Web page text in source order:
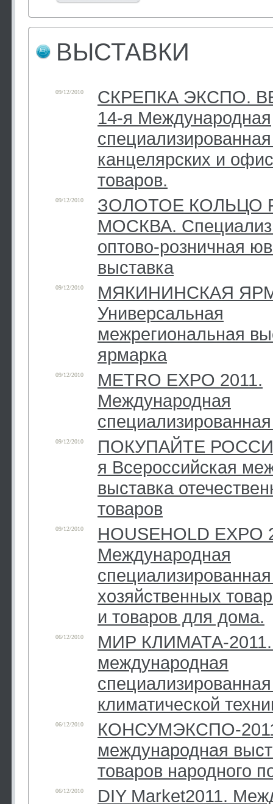
ВЫСТАВКИ
09/12/2010
СКРЕПКА ЭКСПО.
14-я Международная
канцелярских и
товаров.
09/12/2010
ЗОЛОТОЕ КОЛЬЦО
МОСКВА.
оптово-розничная
выставка
09/12/2010
МЯКИНИНСКАЯ
Универсальная
межрегиональная
ярмарка
09/12/2010
METRO EXPO 2011.
Международная
09/12/2010
ПОКУПАЙТЕ
я Всероссийская
выставка
товаров
09/12/2010
HOUSEHOLD EXPO
Международная
хозяйственных
и товаров для дома.
06/12/2010
МИР КЛИМАТА-2011.
международная
климатической
06/12/2010
КОНСУМЭКСПО-
международная
товаров народного
06/12/2010 DIY Market2011.